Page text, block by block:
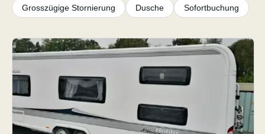
Grosszügige Stornierung Dusche Sofortbuchung